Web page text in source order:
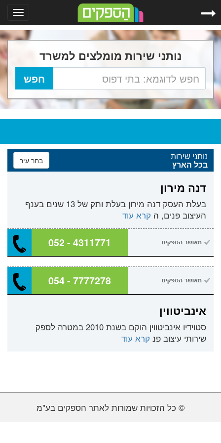
נותני שירות מומלצים למשרד
נותני שירות בחר עיר בכל הארץ
דנה מירון
בעלת העסק דנה מירון בעלת ותק של 13 שנים בענף
העיצוב פנים, ה קרא עוד
052 - 4311771
אינביטווין
סטוידיו אינביטווין הוקם בשנת 2010 במטרה לספק
שירותי עיצוב פנ קרא עוד
054 - 7777278
© כל הזכויות שמורות לאתר הספקים בע"מ